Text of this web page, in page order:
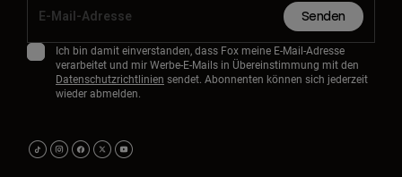
Senden
Ich bin damit einverstanden, dass Fox meine E-Mail-Adresse
verarbeitet und mir Werbe-E-Mails in Übereinstimmung mit den
Datenschutzrichtlinien sendet. Abonnenten können sich jederzeit
wieder abmelden.